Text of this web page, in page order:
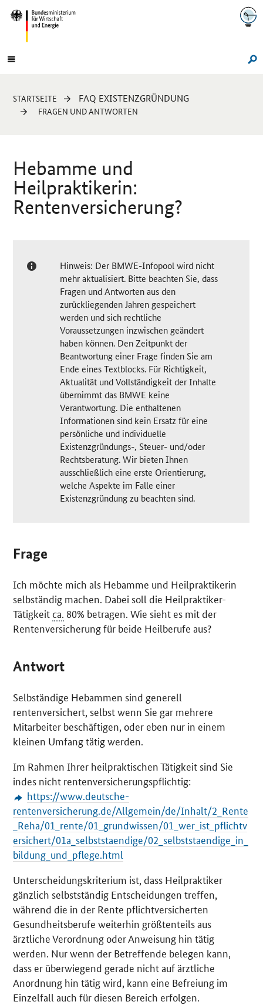
Navigation
Hauptmenü
Sie
sind
STARTSEITE FAQ EXISTENZGRÜNDUNG
FRAGEN UND ANTWORTEN
Hebamme und
Heilpraktikerin:
Rentenversicherung?
Hinweis: Der BMWE-Infopool wird nicht
mehr aktualisiert. Bitte beachten Sie, dass
Fragen und Antworten aus den
zurückliegenden Jahren gespeichert
werden und sich rechtliche
Voraussetzungen inzwischen geändert
haben können. Den Zeitpunkt der
Beantwortung einer Frage finden Sie am
Ende eines Textblocks. Für Richtigkeit,
Aktualität und Vollständigkeit der Inhalte
übernimmt das BMWE keine
Verantwortung. Die enthaltenen
Informationen sind kein Ersatz für eine
persönliche und individuelle
Existenzgründungs-, Steuer- und/oder
Rechtsberatung. Wir bieten Ihnen
ausschließlich eine erste Orientierung,
welche Aspekte im Falle einer
Existenzgründung zu beachten sind.
Frage
Ich möchte mich als Hebamme und Heilpraktikerin
selbständig machen. Dabei soll die Heilpraktiker-
Tätigkeitca. 80% betragen. Wie sieht es mit der
Rentenversicherung für beide Heilberufe aus?
Antwort
Selbständige Hebammen sind generell
rentenversichert, selbst wenn Sie gar mehrere
Mitarbeiter beschäftigen, oder eben nur in einem
kleinen Umfang tätig werden.
Im Rahmen Ihrer heilpraktischen Tätigkeit sind Sie
indes nicht rentenversicherungspflichtig:
https://www.deutsche-
rentenversicherung.de/Allgemein/de/Inhalt/2_Rente
_Reha/01_rente/01_grundwissen/01_wer_ist_pflichtv
ersichert/01a_selbststaendige/02_selbststaendige_in_
bildung_und_pflege.html
Unterscheidungskriterium ist, dass Heilpraktiker
gänzlich selbstständig Entscheidungen treffen,
während die in der Rente pflichtversicherten
Gesundheitsberufe weiterhin größtenteils aus
ärztliche Verordnung oder Anweisung hin tätig
werden. Nur wenn der Betreffende belegen kann,
dass er überwiegend gerade nicht auf ärztliche
Anordnung hin tätig wird, kann eine Befreiung im
Einzelfall auch für diesen Bereich erfolgen.